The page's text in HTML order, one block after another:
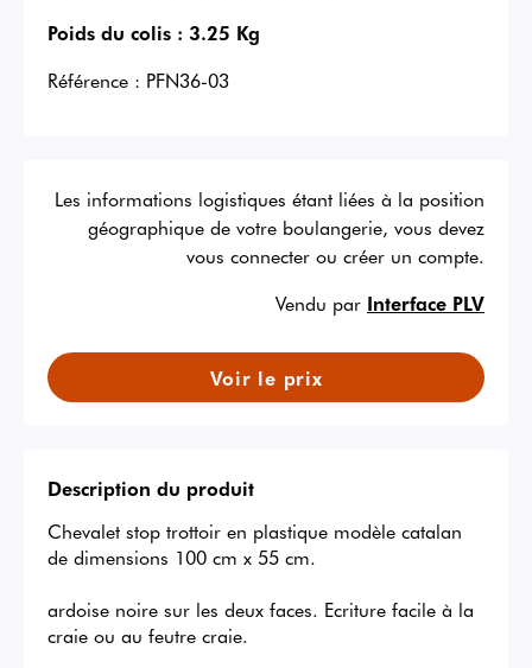
Poids du colis : 3.25 Kg
Référence : PFN36-03
Les informations logistiques étant liées à la position
géographique de votre boulangerie, vous devez
vous connecter ou créer un compte.
Vendu par Interface PLV
Voir le prix
Description du produit
Chevalet stop trottoir en plastique modèle catalan
de dimensions 100 cm x 55 cm.
ardoise noire sur les deux faces. Ecriture facile à la
craie ou au feutre craie.